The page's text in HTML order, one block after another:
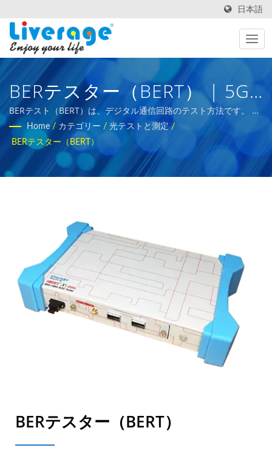
日本語
BERテスター（BERT） | 5G
ネットワーク用の高性能光フ
ァイバートランシーバー
BERテスト（BERT）は、デジタル通信回路のテスト方法です。 |
国際バイヤー向けの光ファイバー測定機器
Home / カテゴリー / 光テストと測定 /
BERテスター（BERT）
BERテスター（BERT）